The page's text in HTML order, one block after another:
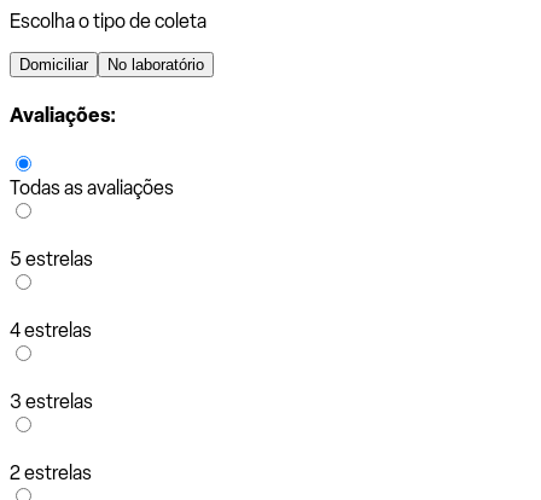
Escolha o tipo de coleta
Domiciliar No laboratório
Avaliações:
Todas as avaliações
5 estrelas
4 estrelas
3 estrelas
2 estrelas